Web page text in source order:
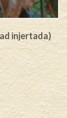
injertada)